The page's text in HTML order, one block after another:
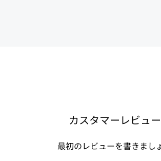
カスタマーレビュー
最初のレビューを書きまし